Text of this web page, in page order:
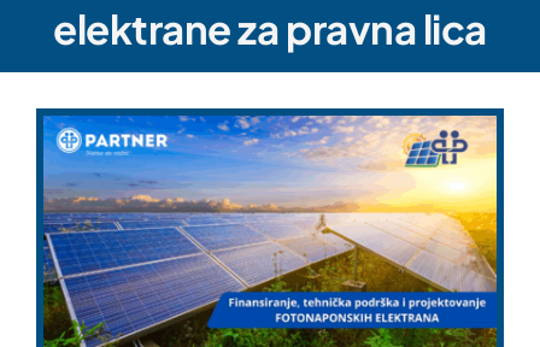
elektrane za pravna lica